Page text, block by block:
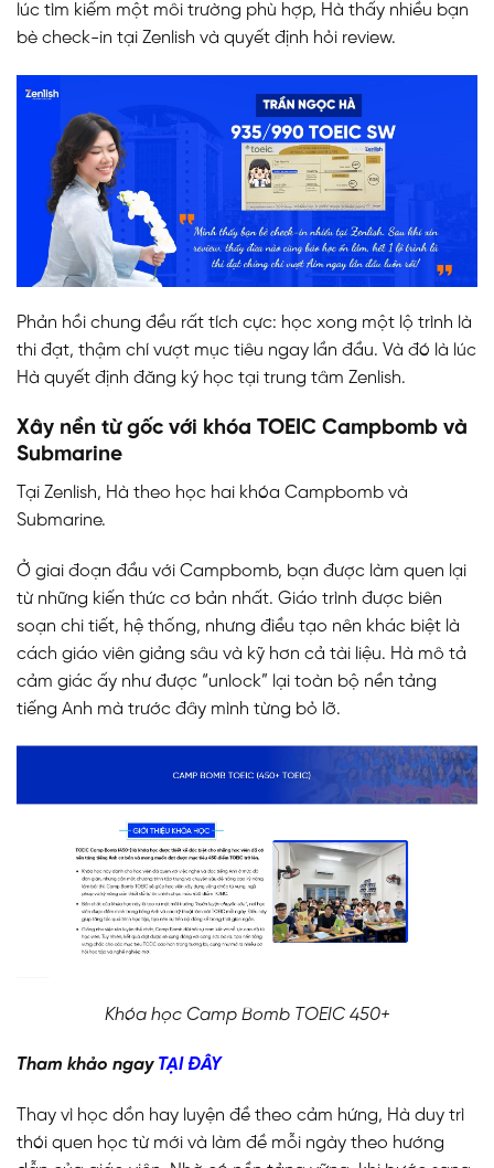
lúc tìm kiếm một môi trường phù hợp, Hà thấy nhiều bạn
bè check-in tại Zenlish và quyết định hỏi review.
Phản hồi chung đều rất tích cực: học xong một lộ trình là
thi đạt, thậm chí vượt mục tiêu ngay lần đầu. Và đó là lúc
Hà quyết định đăng ký học tại trung tâm Zenlish.
Xây nền từ gốc với khóa TOEIC Campbomb và
Submarine
Tại Zenlish, Hà theo học hai khóa Campbomb và
Submarine.
Ở giai đoạn đầu với Campbomb, bạn được làm quen lại
từ những kiến thức cơ bản nhất. Giáo trình được biên
soạn chi tiết, hệ thống, nhưng điều tạo nên khác biệt là
cách giáo viên giảng sâu và kỹ hơn cả tài liệu. Hà mô tả
cảm giác ấy như được “unlock” lại toàn bộ nền tảng
tiếng Anh mà trước đây mình từng bỏ lỡ.
Khóa học Camp Bomb TOEIC 450+
Tham khảo ngay TẠI ĐÂY
Thay vì học dồn hay luyện đề theo cảm hứng, Hà duy trì
thói quen học từ mới và làm đề mỗi ngày theo hướng